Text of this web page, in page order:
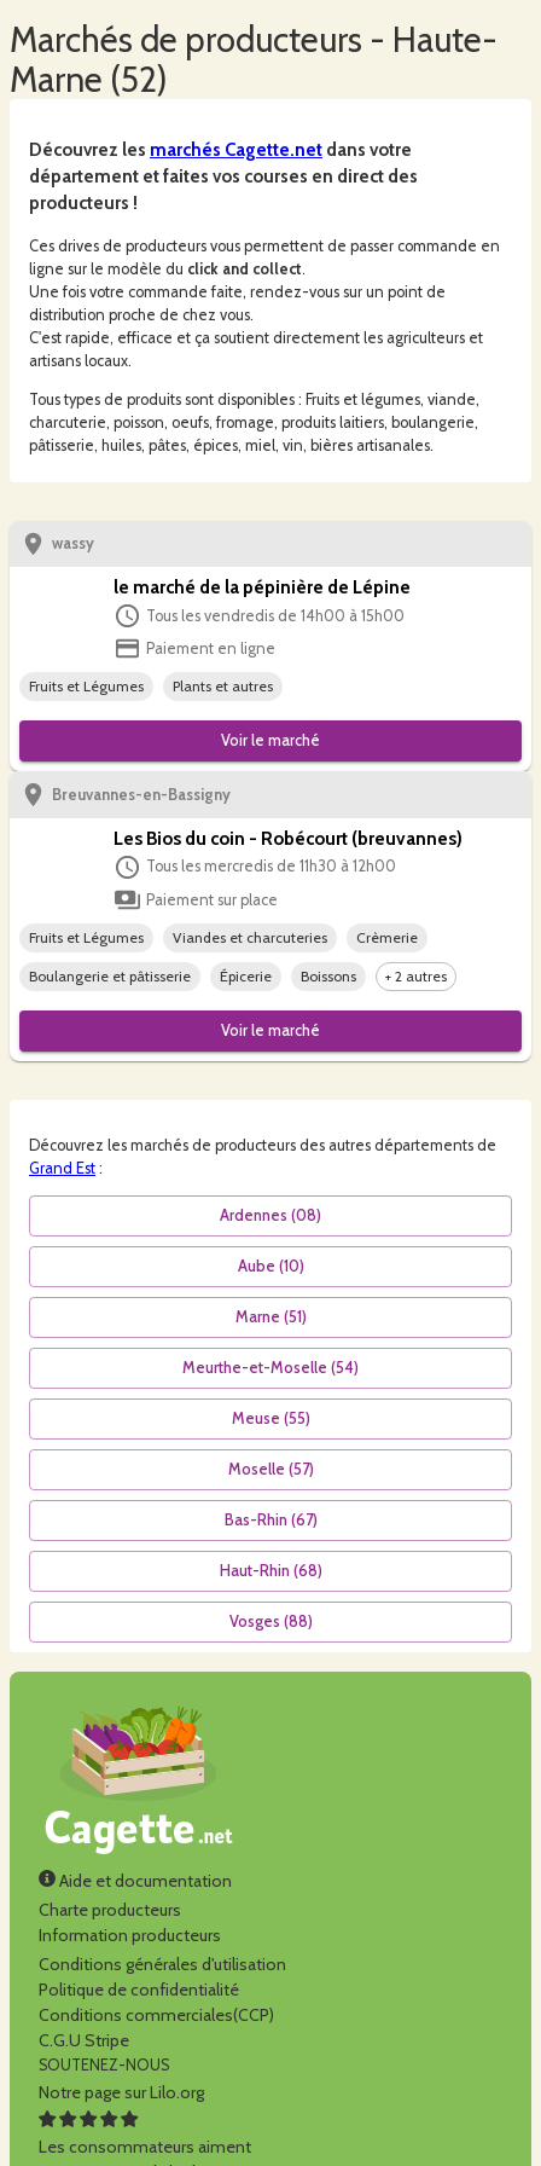
Marchés de producteurs - Haute-
Marne (52)
Découvrez les marchés Cagette.net dans votre
département et faites vos courses en direct des
producteurs !
Ces drives de producteurs vous permettent de passer commande en
ligne sur le modèle du click and collect.
Une fois votre commande faite, rendez-vous sur un point de
distribution proche de chez vous.
C'est rapide, efficace et ça soutient directement les agriculteurs et
artisans locaux.
Tous types de produits sont disponibles : Fruits et légumes, viande,
charcuterie, poisson, oeufs, fromage, produits laitiers, boulangerie,
pâtisserie, huiles, pâtes, épices, miel, vin, bières artisanales.
wassy
le marché de la pépinière de Lépine
Tous les vendredis de 14h00 à 15h00
Paiement en ligne
Fruits et Légumes Plants et autres
Voir le marché
Breuvannes-en-Bassigny
Les Bios du coin - Robécourt (breuvannes)
Tous les mercredis de 11h30 à 12h00
Paiement sur place
Fruits et Légumes Viandes et charcuteries Crèmerie
Boulangerie et pâtisserie Épicerie Boissons + 2 autres
Voir le marché
Découvrez les marchés de producteurs des autres départements de
Grand Est :
Ardennes (08)
Aube (10)
Marne (51)
Meurthe-et-Moselle (54)
Meuse (55)
Moselle (57)
Bas-Rhin (67)
Haut-Rhin (68)
Vosges (88)
Aide et documentation
Charte producteurs
Information producteurs
Conditions générales d'utilisation
Politique de confidentialité
Conditions commerciales(CCP)
C.G.U Stripe
SOUTENEZ-NOUS
Notre page sur Lilo.org
Les consommateurs aiment